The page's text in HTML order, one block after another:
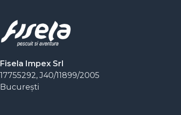
Fisela Impex Srl
17755292, J40/11899/2005
Bucureşti